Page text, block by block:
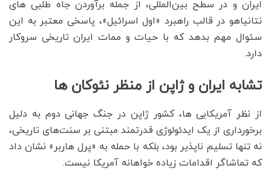
ایران و در سطح بین‌المللی، از جمله برآوردن جاه طلبی های
نتانیاهو در قالب راهبرد «اول اسرائیل»، پاسخی معتبر به این
سئوال مهم بدهد که با حیات و ممات ایران تاریخی سروکار
دارد.
تشابه ایران و ژاپن از منظر نئوکان ها
از نظر آمریکایی ها، کشور ژاپن در جنگ جهانی دوم به دلیل
برخورداری از یک ایدئولوژی قدرتمند مبتنی بر سنت‌های تاریخی،
نه تنها تسلیم ناپذیر بود، بلکه با حمله به «پرل هاربر» نشان داد
که تماشاگر اقدامات زیاده خواهانه آمریکا نیست.